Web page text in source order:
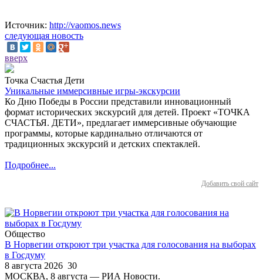
Источник: http://vaomos.news
следующая новость
вверх
Точка Счастья Дети
Уникальные иммерсивные игры-экскурсии
Ко Дню Победы в России представили инновационный
формат исторических экскурсий для детей. Проект «ТОЧКА
СЧАСТЬЯ. ДЕТИ», предлагает иммерсивные обучающие
программы, которые кардинально отличаются от
традиционных экскурсий и детских спектаклей.
Подробнее...
Добавить свой сайт
Общество
В Норвегии откроют три участка для голосования на выборах
в Госдуму
8 августа 2026 30
МОСКВА, 8 августа — РИА Новости.